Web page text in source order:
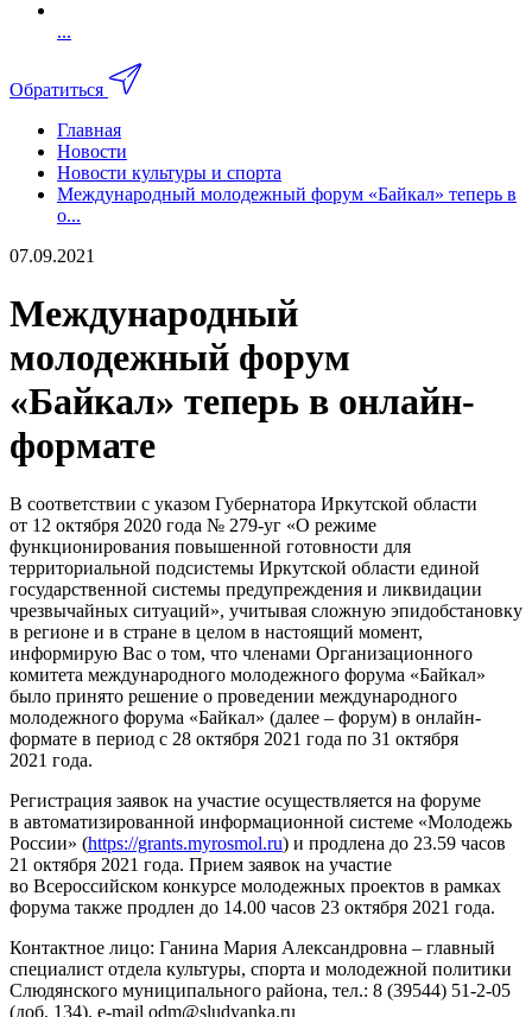
...
Обратиться
Главная
Новости
Новости культуры и спорта
Международный молодежный форум «Байкал» теперь в
о...
07.09.2021
Международный
молодежный форум
«Байкал» теперь в онлайн-
формате
В соответствии с указом Губернатора Иркутской области
от 12 октября 2020 года № 279-уг «О режиме
функционирования повышенной готовности для
территориальной подсистемы Иркутской области единой
государственной системы предупреждения и ликвидации
чрезвычайных ситуаций», учитывая сложную эпидобстановку
в регионе и в стране в целом в настоящий момент,
информирую Вас о том, что членами Организационного
комитета международного молодежного форума «Байкал»
было принято решение о проведении международного
молодежного форума «Байкал» (далее – форум) в онлайн-
формате в период с 28 октября 2021 года по 31 октября
2021 года.
Регистрация заявок на участие осуществляется на форуме
в автоматизированной информационной системе «Молодежь
России» (https://grants.myrosmol.ru) и продлена до 23.59 часов
21 октября 2021 года. Прием заявок на участие
во Всероссийском конкурсе молодежных проектов в рамках
форума также продлен до 14.00 часов 23 октября 2021 года.
Контактное лицо: Ганина Мария Александровна – главный
специалист отдела культуры, спорта и молодежной политики
Слюдянского муниципального района, тел.: 8 (39544) 51-2-05
(доб. 134), e-mail odm@sludyanka.ru